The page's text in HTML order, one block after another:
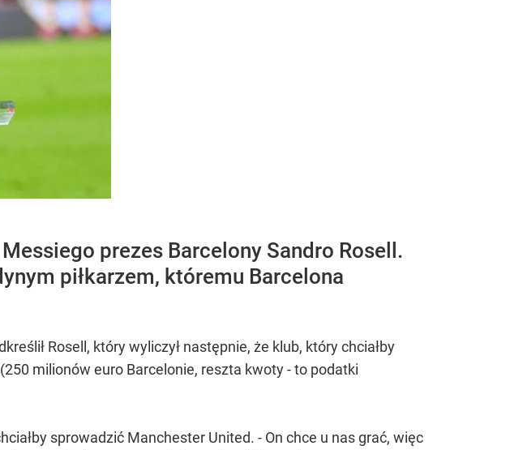
prezes Barcelony Sandro Rosell.
piłkarzem, któremu Barcelona
Rosell, który wyliczył następnie, że klub, który chciałby
milionów euro Barcelonie, reszta kwoty - to podatki
sprowadzić Manchester United. - On chce u nas grać, więc